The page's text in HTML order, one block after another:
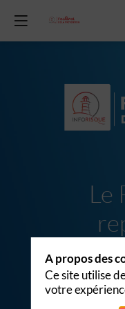
Le
A propos des
Ce site utilise
votre